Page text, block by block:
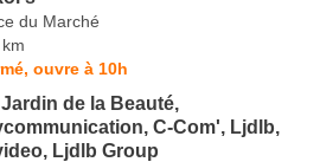
du Marché
ouvre à 10h
Jardin de la Beauté,
C-Com', Ljdlb,
Ljdlb Group